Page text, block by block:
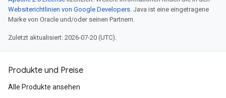
Websiterichtlinien von Google Developers. Java ist eine eingetragene
Marke von Oracle und/oder seinen Partnern.
Zuletzt aktualisiert: 2026-07-20 (UTC).
Produkte und Preise
Alle Produkte ansehen